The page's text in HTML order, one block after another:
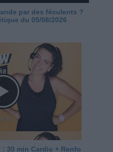
par des féculents ?
du 05/08/2026
30 min Cardio + Renfo